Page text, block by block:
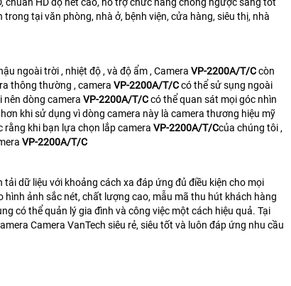
tại văn phòng, nhà ở, bệnh viện, cửa hàng, siêu thị, nhà
ngoài trời , nhiệt độ , và độ ẩm , Camera VP-2200A/T/Ccòn
thông thường , camera VP-2200A/T/Ccó thể sử sụng ngoài
nên dòng camera VP-2200A/T/Ccó thể quan sát mọi góc nhìn
khi sử dụng vì dòng camera này là camera thương hiệu mỹ
rằng khi bạn lựa chọn lắp camera VP-2200A/T/Ccủa chúng tôi ,
VP-2200A/T/C
dữ liệu với khoảng cách xa đáp ứng đủ điều kiện cho mọi
ảnh sắc nét, chất lượng cao, mẫu mã thu hút khách hàng
có thể quản lý gia đình và công việc một cách hiệu quả. Tại
Camera VanTech siêu rẻ, siêu tốt và luôn đáp ứng nhu cầu